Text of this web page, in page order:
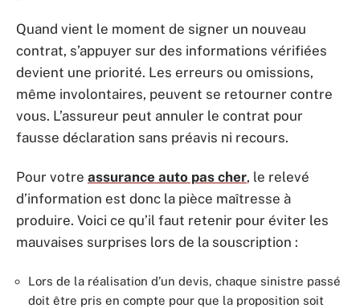
Quand vient le moment de signer un nouveau
contrat, s’appuyer sur des informations vérifiées
devient une priorité. Les erreurs ou omissions,
même involontaires, peuvent se retourner contre
vous. L’assureur peut annuler le contrat pour
fausse déclaration sans préavis ni recours.
Pour votre assurance auto pas cher, le relevé
d’information est donc la pièce maîtresse à
produire. Voici ce qu’il faut retenir pour éviter les
mauvaises surprises lors de la souscription :
Lors de la réalisation d’un devis, chaque sinistre passé
doit être pris en compte pour que la proposition soit